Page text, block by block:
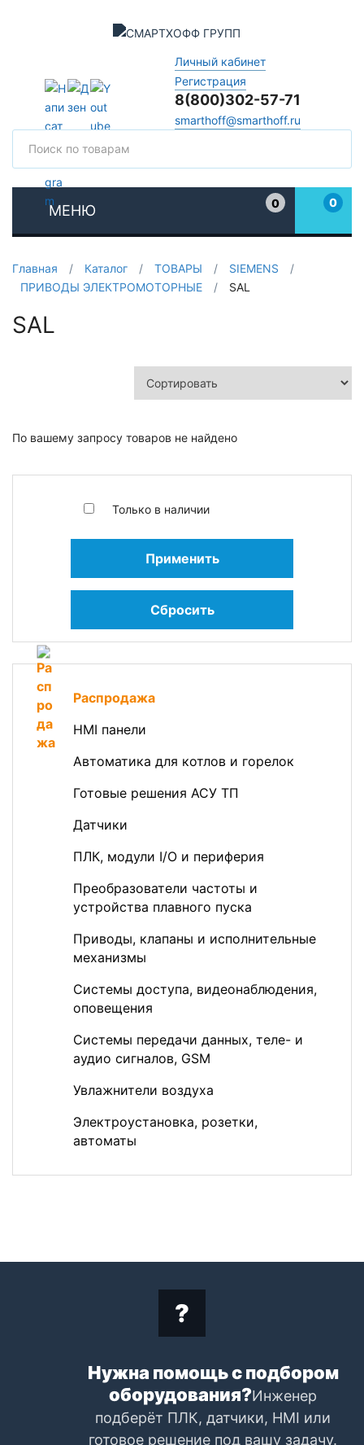
Личный кабинет
Регистрация
8(800)302-57-71
smarthoff@smarthoff.ru
МЕНЮ
0
0
Главная / Каталог / ТОВАРЫ / SIEMENS
/
ПРИВОДЫ ЭЛЕКТРОМОТОРНЫЕ
/ SAL
Только в наличии
Применить
Сбросить
Распродажа
HMI панели
Автоматика для котлов и горелок
Готовые решения АСУ ТП
Датчики
ПЛК, модули I/O и периферия
Преобразователи частоты и
устройства плавного пуска
Приводы, клапаны и исполнительные
механизмы
Системы доступа, видеонаблюдения,
оповещения
Системы передачи данных, теле- и
аудио сигналов, GSM
Увлажнители воздуха
Электроустановка, розетки,
автоматы
SAL
По вашему запросу товаров не найдено
Нужна помощь с подбором
оборудования?Инженер
подберёт ПЛК, датчики, HMI или
готовое решение под вашу задачу.